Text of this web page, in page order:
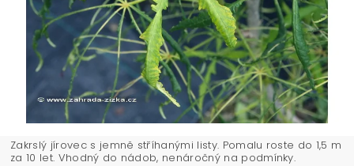
Zakrslý jírovec s jemně stříhanými listy. Pomalu roste do 1,5 m
za 10 let. Vhodný do nádob, nenáročný na podmínky.